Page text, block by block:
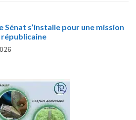
Sénat s’installe pour une mission
républicaine